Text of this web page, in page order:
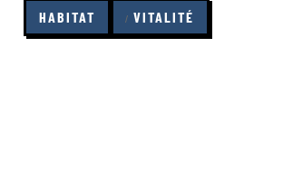
HABITAT VITALITÉ